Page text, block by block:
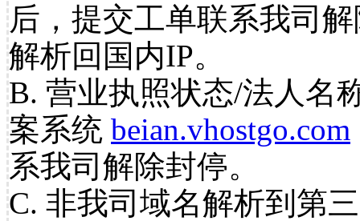
后，提交工单联系我司
解析回国内IP。
B. 营业执照状态/法人名
案系统 beian.vhostgo.com
系我司解除封停。
C. 非我司域名解析到第